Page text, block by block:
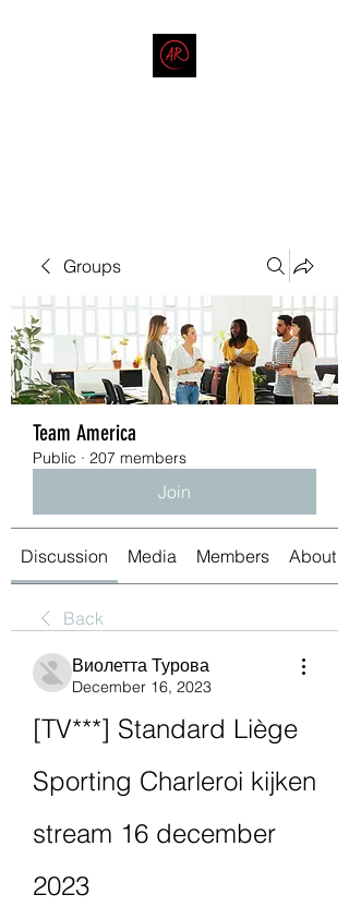
Groups
Team America
Public · 207 members
Join
Discussion Media Members About
Back
Виолетта Турова
December 16, 2023
[TV***] Standard Liège
Sporting Charleroi kijken
stream 16 december
2023